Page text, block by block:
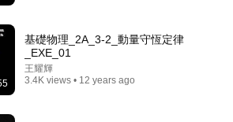
EP7｜神学院越办越多，教会为何越来
学院纷纷关闭｜为什么神学教育越发
衰落？
基礎物理_2A_3-2_動量守恆定律
_EXE_01
王耀輝
3.4K views • 12 years ago